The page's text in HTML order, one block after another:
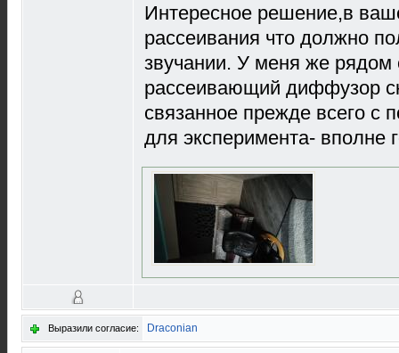
Интересное решение,в
рассеивания что должно
звучании. У меня же
рассеивающий диффузор
связанное прежде всего с
для эксперимента- вполне
Выразили согласие: Draconian